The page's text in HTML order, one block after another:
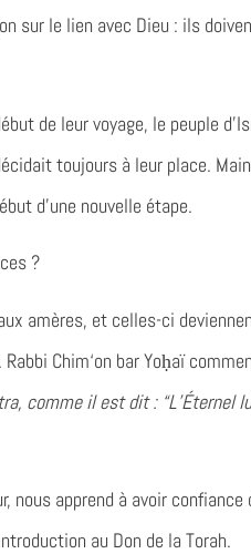
sur le lien avec Dieu : ils
de leur voyage, le peuple
toujours à leur place.
d’une nouvelle étape.
?
amères, et celles-ci
Rabbi Chim‘on bar Yoḥaï
comme il est dit :
nous apprend à avoir
au Don de la Torah.